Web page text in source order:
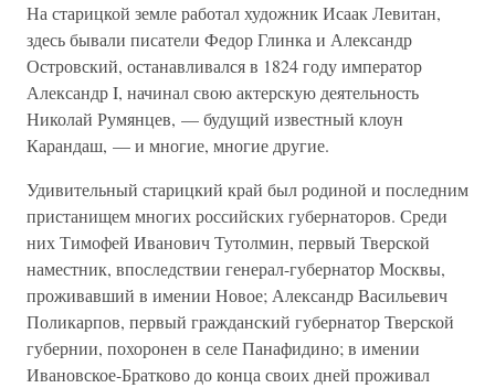
На старицкой земле работал художник Исаак Левитан,
здесь бывали писатели Федор Глинка и Александр
Островский, останавливался в 1824 году император
Александр I, начинал свою актерскую деятельность
Николай Румянцев, — будущий известный клоун
Карандаш, — и многие, многие другие.
Удивительный старицкий край был родиной и последним
пристанищем многих российских губернаторов. Среди
них Тимофей Иванович Тутолмин, первый Тверской
наместник, впоследствии генерал-губернатор Москвы,
проживавший в имении Новое; Александр Васильевич
Поликарпов, первый гражданский губернатор Тверской
губернии, похоронен в селе Панафидино; в имении
Ивановское-Братково до конца своих дней проживал